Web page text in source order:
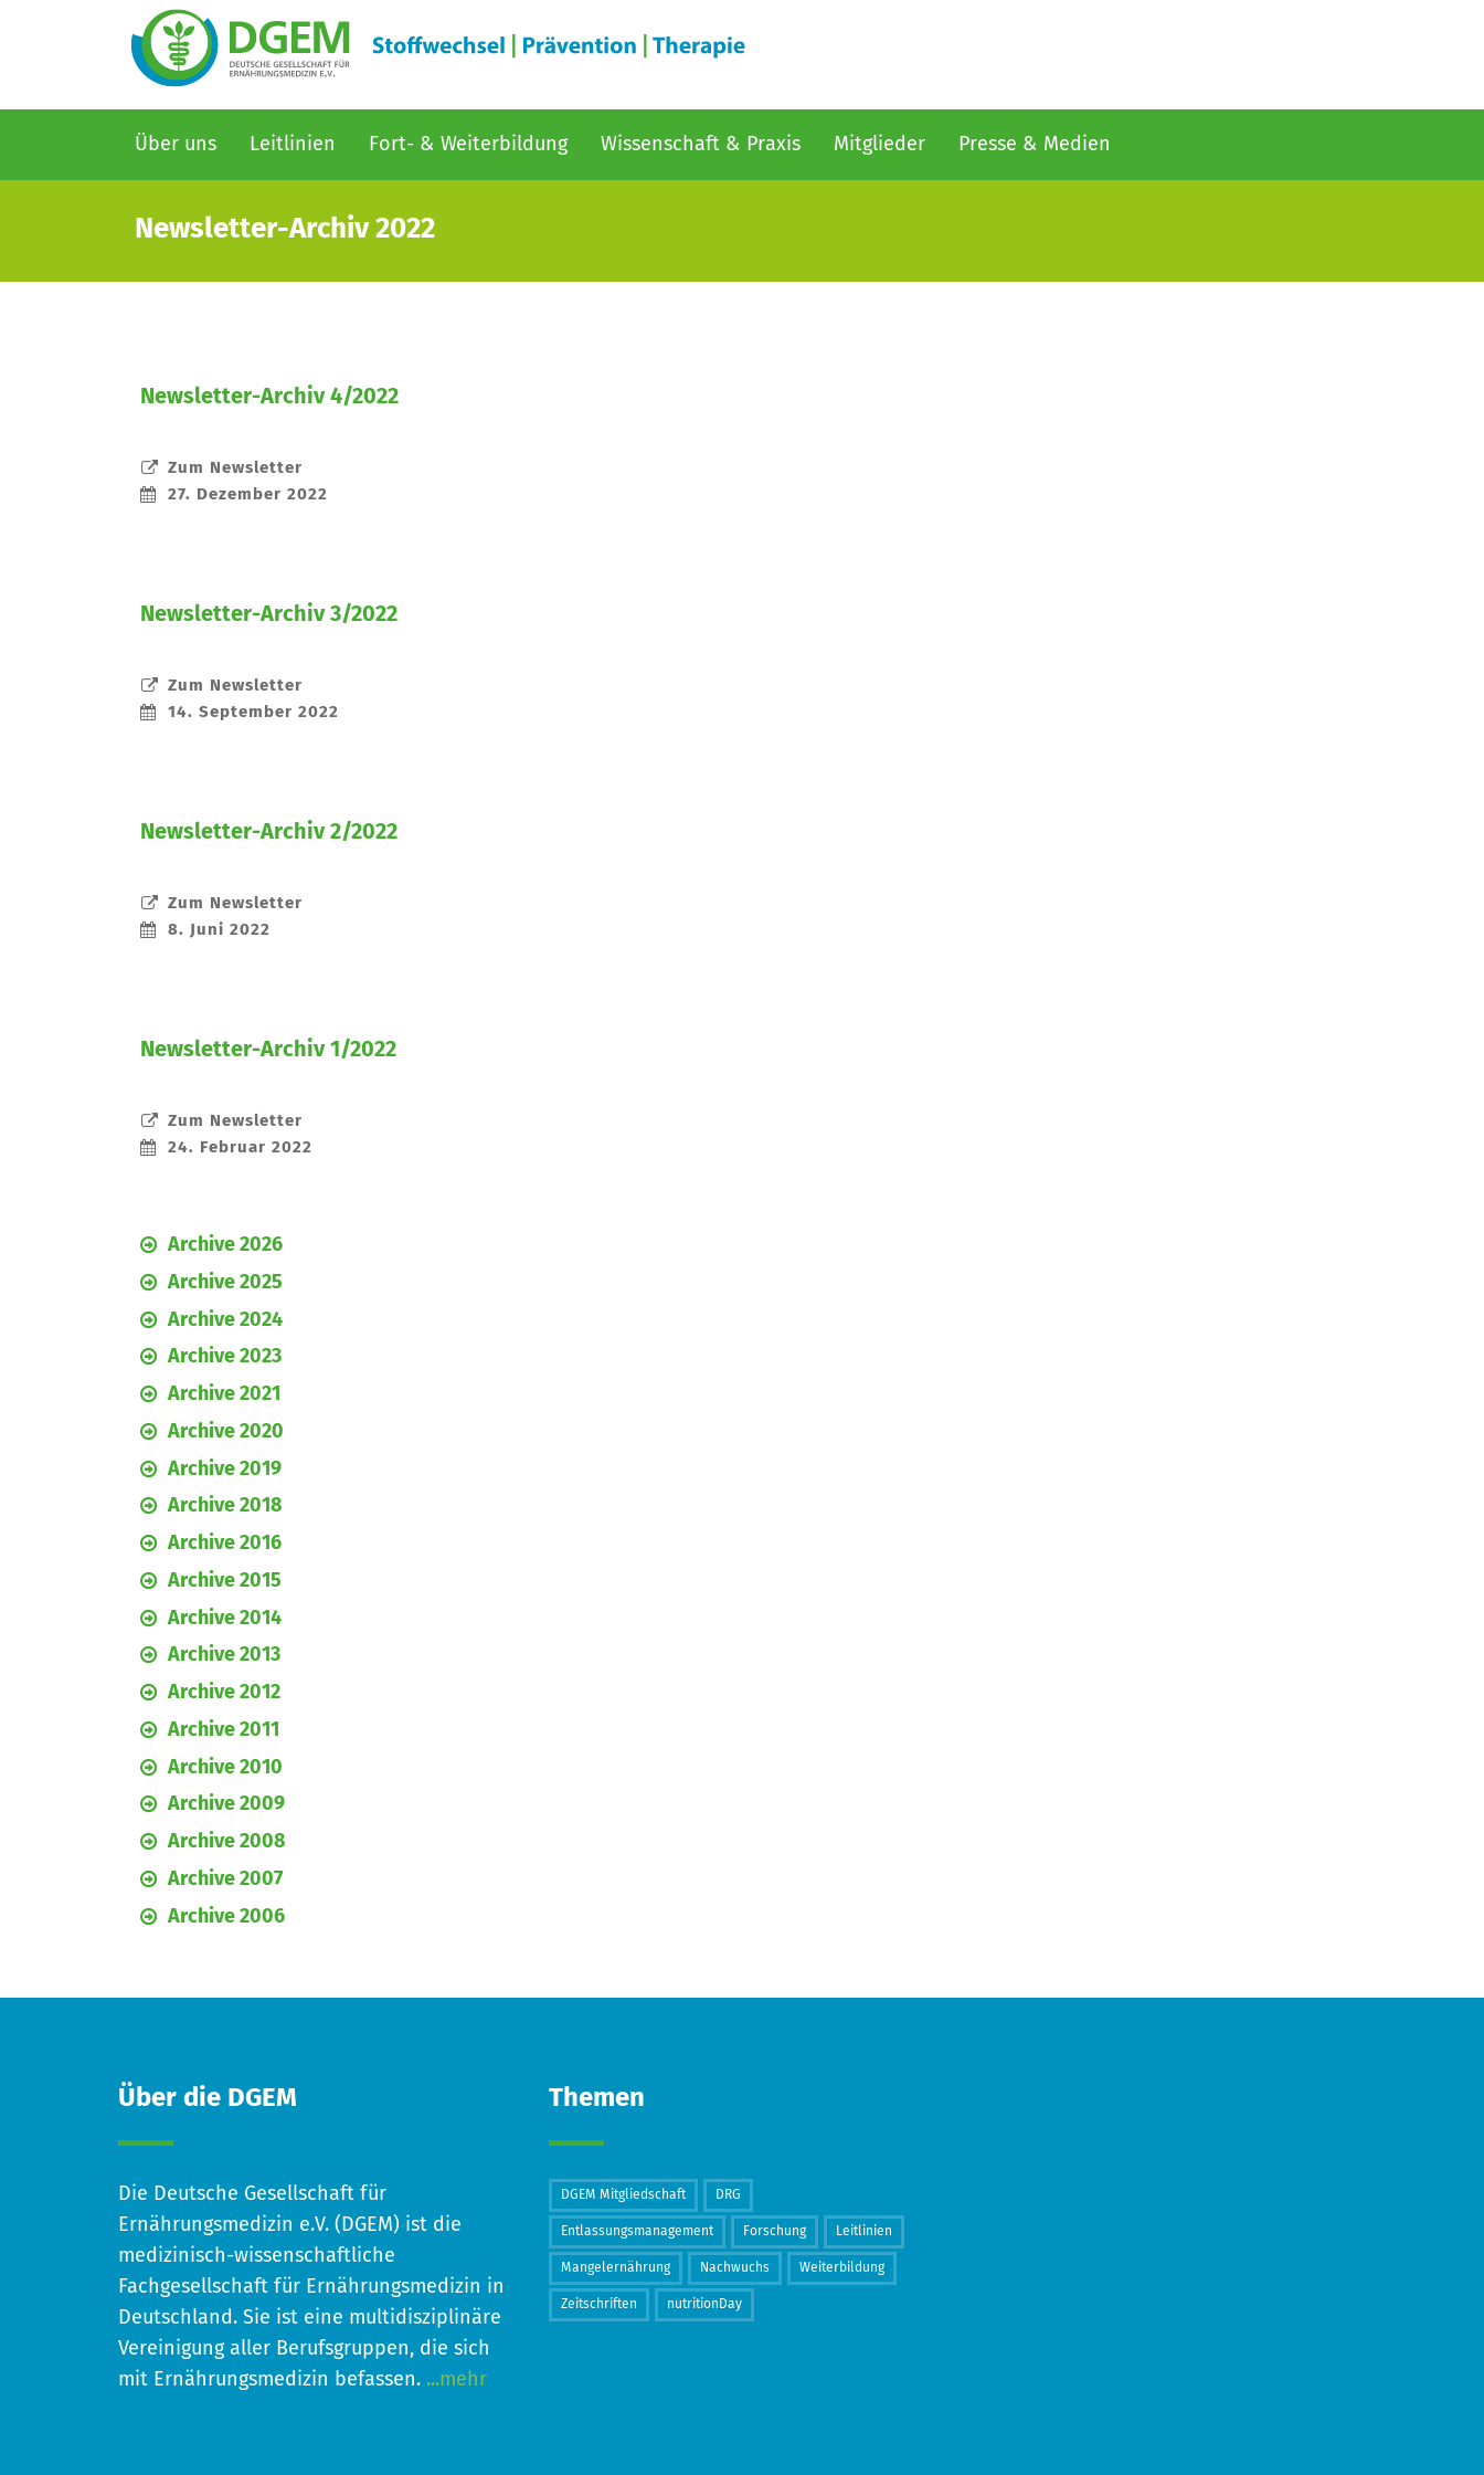
Newsletter-Archiv 2022
Newsletter-Archiv 4/2022
Zum Newsletter
27. Dezember 2022
Newsletter-Archiv 3/2022
Zum Newsletter
14. September 2022
Newsletter-Archiv 2/2022
Zum Newsletter
8. Juni 2022
Newsletter-Archiv 1/2022
Zum Newsletter
24. Februar 2022
Archive 2026
Archive 2025
Archive 2024
Archive 2023
Archive 2021
Archive 2020
Archive 2019
Archive 2018
Archive 2016
Archive 2015
Archive 2014
Archive 2013
Archive 2012
Archive 2011
Archive 2010
Archive 2009
Archive 2008
Archive 2007
Archive 2006
Über die DGEM
Die Deutsche Gesellschaft für
Ernährungsmedizin e.V. (DGEM) ist die
medizinisch-wissenschaftliche
Fachgesellschaft für Ernährungsmedizin in
Deutschland. Sie ist eine multidisziplinäre
Vereinigung aller Berufsgruppen, die sich
mit Ernährungsmedizin befassen. ...mehr
Themen
DGEM Mitgliedschaft DRG
Entlassungsmanagement Forschung Leitlinien
Mangelernährung Nachwuchs Weiterbildung
Zeitschriften nutritionDay
Hauptnavigation
Über uns Leitlinien Fort- & Weiterbildung Wissenschaft & Praxis Mitglieder Presse & Medien